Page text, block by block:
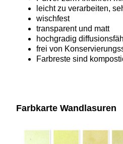
leicht zu verarbeiten,
wischfest
transparent und matt
hochgradig
frei von
Farbreste sind
Farbkarte Wandlasuren